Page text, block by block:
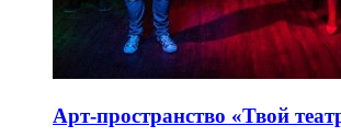
Арт-пространство «Твой